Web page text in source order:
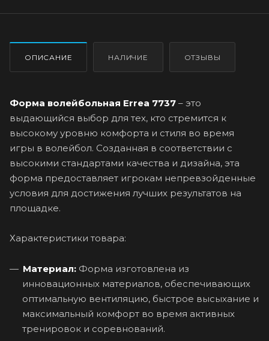
ОПИСАНИЕ НАЛИЧИЕ ОТЗЫВЫ
Форма волейбольная Errea 7737 – это
выдающийся выбор для тех, кто стремится к
высокому уровню комфорта и стиля во время
игры в волейбол. Созданная в соответствии с
высокими стандартами качества и дизайна, эта
форма предоставляет игрокам непревзойденные
условия для достижения лучших результатов на
площадке.
Характеристики товара:
Материал: Форма изготовлена из
инновационных материалов, обеспечивающих
оптимальную вентиляцию, быстрое высыхание и
максимальный комфорт во время активных
тренировок и соревнований.